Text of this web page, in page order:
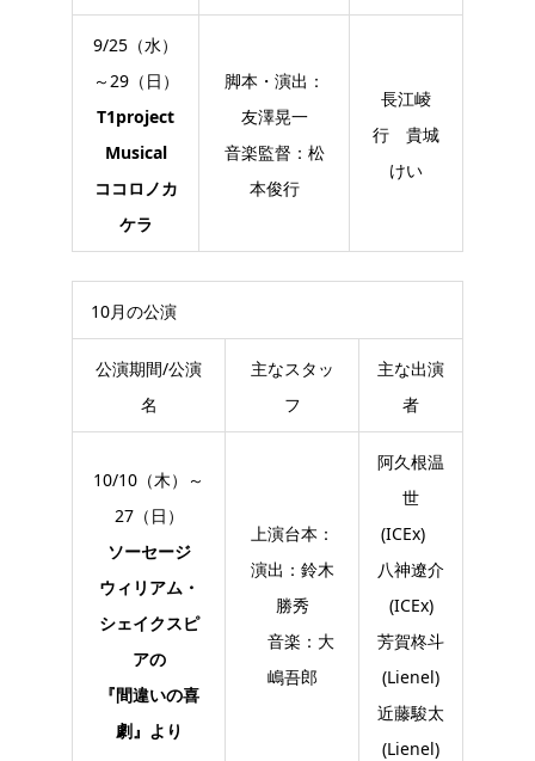
9/25（水）
～29（日）
T1project
Musical
ココロノカ
ケラ
脚本・演出：
友澤晃一
音楽監督：松
本俊行
長江崚
行 貴城
けい
10月の公演
公演期間/公演
名
主なスタッ
フ
主な出演
者
10/10（木）～
27（日）
ソーセージ
ウィリアム・
シェイクスピ
アの
『間違いの喜
劇』より
上演台本：
演出：鈴木
勝秀
音楽：大
嶋吾郎
阿久根温
世
(ICEx)
八神遼介
(ICEx)
芳賀柊斗
(Lienel)
近藤駿太
(Lienel)